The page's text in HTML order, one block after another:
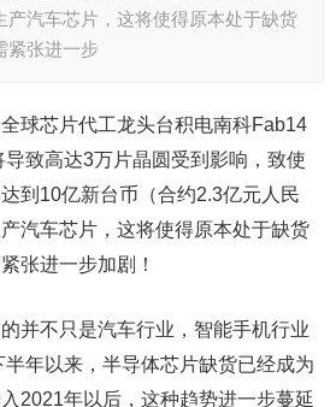
产汽车芯片，这将使得原本处于缺货
紧张进一步
球芯片代工龙头台积电南科Fab14
致高达3万片晶圆受到影响，致使
到10亿新台币（合约2.3亿元人民
汽车芯片，这将使得原本处于缺货
张进一步加剧！
不只是汽车行业，智能手机行业
年以来，半导体芯片缺货已经成为
2021年以后，这种趋势进一步蔓延